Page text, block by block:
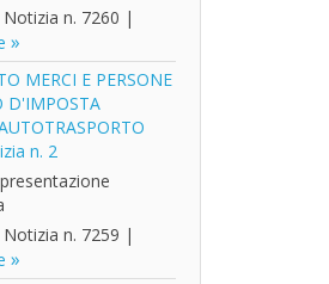
Notizia n. 7260 |
MERCI E PERSONE
D'IMPOSTA
n. 2
Notizia n. 7259 |